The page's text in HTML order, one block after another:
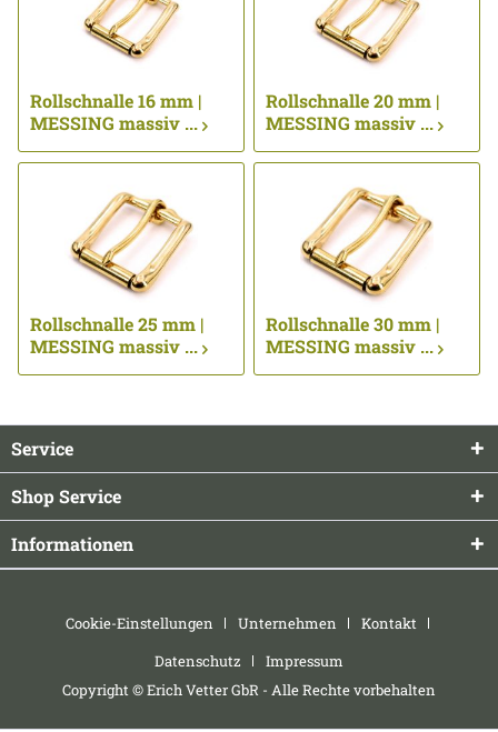
Rollschnalle 16 mm |
MESSING massiv ...
Rollschnalle 20 mm |
MESSING massiv ...
Rollschnalle 25 mm |
MESSING massiv ...
Rollschnalle 30 mm |
MESSING massiv ...
Service
Shop Service
Informationen
Cookie-Einstellungen Unternehmen
Kontakt
Datenschutz
Impressum
Copyright © Erich Vetter GbR - Alle Rechte vorbehalten